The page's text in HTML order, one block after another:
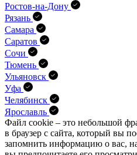
Ростов-на-Дону
Рязань
Самара
Саратов
Сочи
Тюмень
Ульяновск
Уфа
Челябинск
Ярославль
Файл cookie – это небольшой
в браузер с сайта, который вы
запомнить информацию о вас,